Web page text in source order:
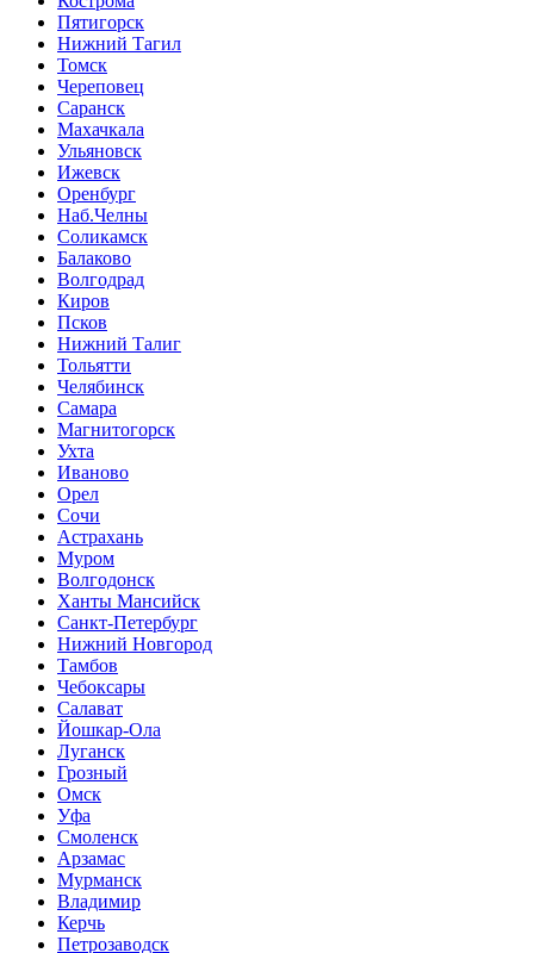
Пятигорск
Нижний Тагил
Томск
Череповец
Саранск
Махачкала
Ульяновск
Ижевск
Оренбург
Наб.Челны
Соликамск
Балаково
Волгодрад
Киров
Псков
Нижний Талиг
Тольятти
Челябинск
Самара
Магнитогорск
Ухта
Иваново
Орел
Сочи
Астрахань
Муром
Волгодонск
Ханты Мансийск
Санкт-Петербург
Нижний Новгород
Тамбов
Чебоксары
Салават
Йошкар-Ола
Луганск
Грозный
Омск
Уфа
Смоленск
Арзамас
Мурманск
Владимир
Керчь
Петрозаводск